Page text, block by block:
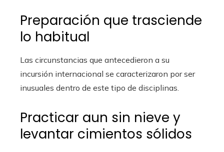
Preparación que trasciende
lo habitual
Las circunstancias que antecedieron a su
incursión internacional se caracterizaron por ser
inusuales dentro de este tipo de disciplinas.
Practicar aun sin nieve y
levantar cimientos sólidos